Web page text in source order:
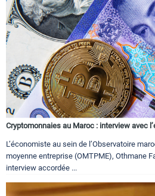
Cryptomonnaies au Maroc : interview avec
L’économiste au sein de l’Observatoire
moyenne entreprise (OMTPME), Othmane
interview accordée ...